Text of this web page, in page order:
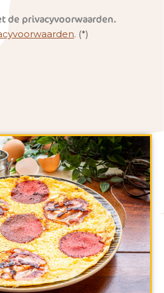
de privacyvoorwaarden.
. (*)